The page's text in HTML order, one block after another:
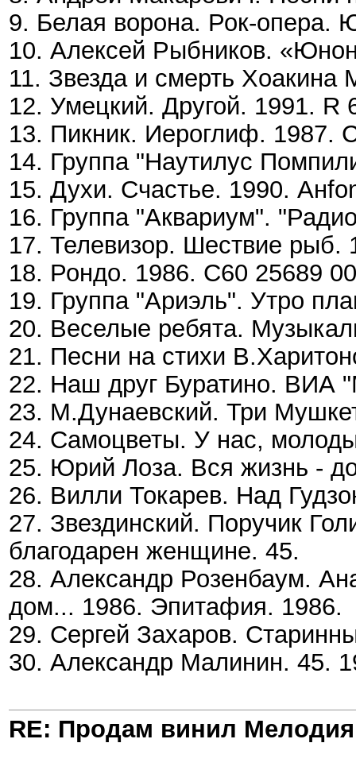
9. Белая ворона. Рок-опера.
10. Алексей Рыбников.
11. Звезда и смерть Хоакина
12. Умецкий. Другой. 1991. R
13. Пикник. Иероглиф. 1987.
14. Группа "Наутилус
15. Духи. Счастье. 1990.
16. Группа "Аквариум".
17. Телевизор. Шествие рыб.
18. Рондо. 1986. С60 25689
19. Группа "Ариэль". Утро
20. Веселые ребята.
21. Песни на стихи
22. Наш друг Буратино. ВИА
23. М.Дунаевский. Три
24. Самоцветы. У нас,
25. Юрий Лоза. Вся жизнь -
26. Вилли Токарев. Над
27. Звездинский. Поручик
благодарен женщине. 45.
28. Александр Розенбаум.
дом... 1986. Эпитафия. 1986.
29. Сергей Захаров.
30. Александр Малинин. 45.
RE: Продам винил Мелодия